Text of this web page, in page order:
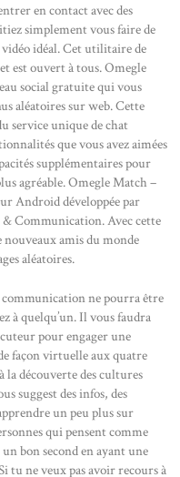
en contact avec des
simplement vous faire de
idéal. Cet utilitaire de
est ouvert à tous. Omegle
social gratuite qui vous
aléatoires sur web. Cette
service unique de chat
que vous avez aimées
supplémentaires pour
agréable. Omegle Match –
Android développée par
& Communication. Avec cette
amis du monde
aléatoires.
communication ne pourra être
à quelqu’un. Il vous faudra
pour engager une
façon virtuelle aux quatre
la découverte des cultures
suggest des infos, des
un peu plus sur
qui pensent comme
bon second en ayant une
tu ne veux pas avoir recours à